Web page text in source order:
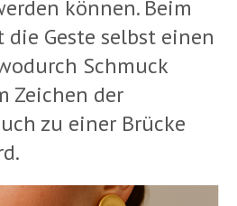
können. Beim
Geste selbst einen
Schmuck
Zeichen der
zu einer Brücke